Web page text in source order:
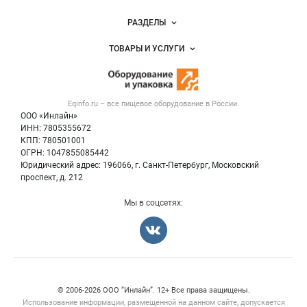
Eqinfo.ru – все пищевое оборудование в России.
ООО «Инлайн»
ИНН: 7805355672
КПП: 780501001
ОГРН: 1047855085442
Юридический адрес: 196066, г. Санкт-Петербург, Московский
проспект, д. 212
Новости Eqinfo.ru
Размещение рекламы
Публичная оферта
Контактная информация
Политика обработки персональных данных
РАЗДЕЛЫ
Объявления
Вакансии
ТОВАРЫ И УСЛУГИ
Оборудование для пищепрома
Тара и упаковка
Б/у оборудование
Мы в соцсетях:
© 2006‑2026 ООО “Инлайн”. 12+ Все права защищены.
Использование информации, размещенной на данном сайте, допускается